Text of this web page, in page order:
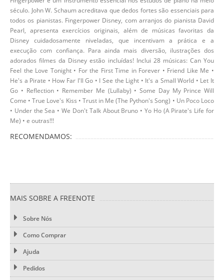
século. John W. Schaum acreditava que dedos fortes são essenciais para
todos os pianistas. Fingerpower Disney, com arranjos do pianista David
Pearl, apresenta exercícios originais, além de músicas favoritas da
Disney cuidadosamente niveladas, que incentivam a prática e a
execução com confiança. Para ainda mais diversão, ilustrações dos
adorados filmes da Disney estão incluídas! Inclui 28 músicas: Can You
Feel the Love Tonight • For the First Time in Forever • Friend Like Me •
He's a Pirate • How Far I'll Go • I See the Light • It's a Small World • Let It
Go • Reflection • Remember Me (Lullaby) • Some Day My Prince Will
Come • True Love's Kiss • Trust in Me (The Python's Song) • Un Poco Loco
• Under the Sea • We Don't Talk About Bruno • Yo Ho (A Pirate's Life for
Me) • e outras!!!
RECOMENDAMOS:
MAIS SOBRE A FREENOTE
Sobre Nós
Como Comprar
Ajuda
Pedidos